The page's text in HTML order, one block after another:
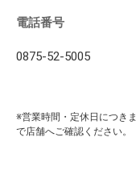
電話番号
0875-52-5005
※営業時間・定休日につき
で店舗へご確認ください。